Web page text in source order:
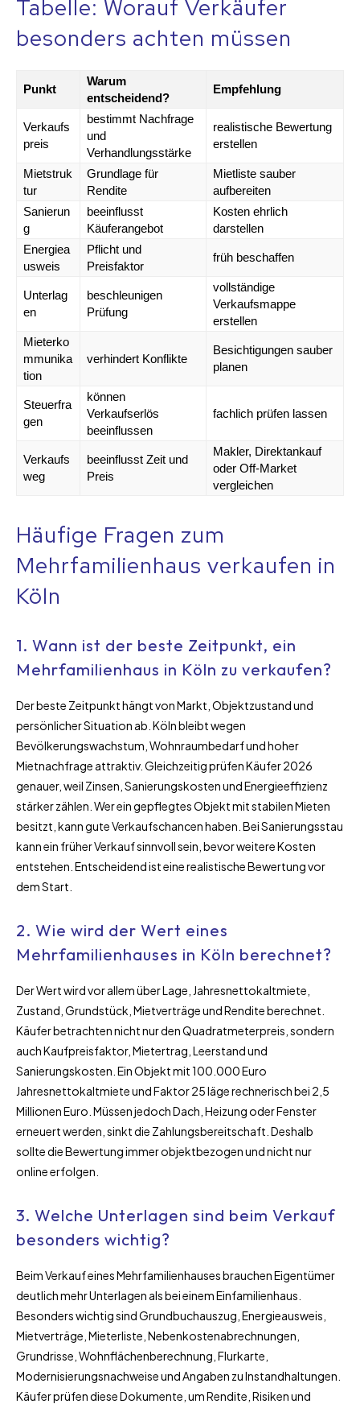
Tabelle: Worauf Verkäufer
besonders achten müssen
Punkt
Warum
entscheidend?
Empfehlung
Verkaufs
preis
bestimmt Nachfrage
und
Verhandlungsstärke
realistische Bewertung
erstellen
Mietstruk
tur
Grundlage für
Rendite
Mietliste sauber
aufbereiten
Sanierun
g
beeinflusst
Käuferangebot
Kosten ehrlich
darstellen
Energiea
usweis
Pflicht und
Preisfaktor
früh beschaffen
Unterlag
en
beschleunigen
Prüfung
vollständige
Verkaufsmappe
erstellen
Mieterko
mmunika
tion
verhindert Konflikte
Besichtigungen sauber
planen
Steuerfra
gen
können
Verkaufserlös
beeinflussen
fachlich prüfen lassen
Verkaufs
weg
beeinflusst Zeit und
Preis
Makler, Direktankauf
oder Off-Market
vergleichen
Häufige Fragen zum
Mehrfamilienhaus verkaufen in
Köln
1. Wann ist der beste Zeitpunkt, ein
Mehrfamilienhaus in Köln zu verkaufen?
Der beste Zeitpunkt hängt von Markt, Objektzustand und
persönlicher Situation ab. Köln bleibt wegen
Bevölkerungswachstum, Wohnraumbedarf und hoher
Mietnachfrage attraktiv. Gleichzeitig prüfen Käufer 2026
genauer, weil Zinsen, Sanierungskosten und Energieeffizienz
stärker zählen. Wer ein gepflegtes Objekt mit stabilen Mieten
besitzt, kann gute Verkaufschancen haben. Bei Sanierungsstau
kann ein früher Verkauf sinnvoll sein, bevor weitere Kosten
entstehen. Entscheidend ist eine realistische Bewertung vor
dem Start.
2. Wie wird der Wert eines
Mehrfamilienhauses in Köln berechnet?
Der Wert wird vor allem über Lage, Jahresnettokaltmiete,
Zustand, Grundstück, Mietverträge und Rendite berechnet.
Käufer betrachten nicht nur den Quadratmeterpreis, sondern
auch Kaufpreisfaktor, Mietertrag, Leerstand und
Sanierungskosten. Ein Objekt mit 100.000 Euro
Jahresnettokaltmiete und Faktor 25 läge rechnerisch bei 2,5
Millionen Euro. Müssen jedoch Dach, Heizung oder Fenster
erneuert werden, sinkt die Zahlungsbereitschaft. Deshalb
sollte die Bewertung immer objektbezogen und nicht nur
online erfolgen.
3. Welche Unterlagen sind beim Verkauf
besonders wichtig?
Beim Verkauf eines Mehrfamilienhauses brauchen Eigentümer
deutlich mehr Unterlagen als bei einem Einfamilienhaus.
Besonders wichtig sind Grundbuchauszug, Energieausweis,
Mietverträge, Mieterliste, Nebenkostenabrechnungen,
Grundrisse, Wohnflächenberechnung, Flurkarte,
Modernisierungsnachweise und Angaben zu Instandhaltungen.
Käufer prüfen diese Dokumente, um Rendite, Risiken und